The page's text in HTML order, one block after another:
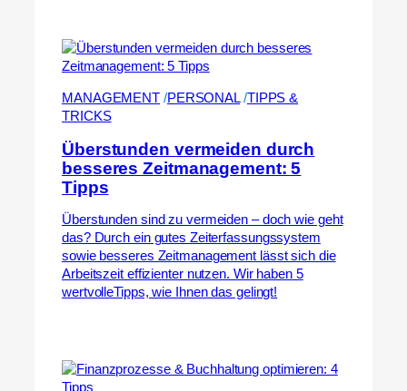
MANAGEMENT /PERSONAL /TIPPS &
TRICKS
Überstunden vermeiden durch
besseres Zeitmanagement: 5
Tipps
Überstunden sind zu vermeiden – doch wie geht
das? Durch ein gutes Zeiterfassungssystem
sowie besseres Zeitmanagement lässt sich die
Arbeitszeit effizienter nutzen. Wir haben 5
wertvolleTipps, wie Ihnen das gelingt!